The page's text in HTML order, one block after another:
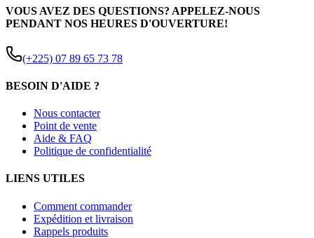
VOUS AVEZ DES QUESTIONS? APPELEZ-NOUS
PENDANT NOS HEURES D'OUVERTURE!
(+225) 07 89 65 73 78
BESOIN D'AIDE ?
Nous contacter
Point de vente
Aide & FAQ
Politique de confidentialité
LIENS UTILES
Comment commander
Expédition et livraison
Rappels produits